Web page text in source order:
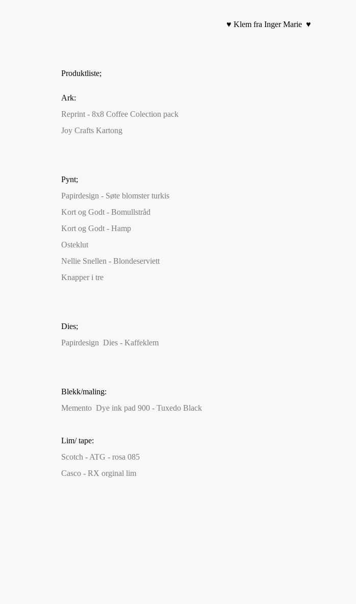
♥ Klem fra Inger Marie ♥
Produktliste;
Ark:
Reprint - 8x8 Coffee Colection pack
Joy Crafts Kartong
Pynt;
Papirdesign - Søte blomster turkis
Kort og Godt - Bomullstråd
Kort og Godt - Hamp
Osteklut
Nellie Snellen - Blondeserviett
Knapper i tre
Dies;
Papirdesign Dies - Kaffeklem
Blekk/maling:
Memento Dye ink pad 900 - Tuxedo Black
Lim/ tape:
Scotch - ATG - rosa 085
Casco - RX orginal lim